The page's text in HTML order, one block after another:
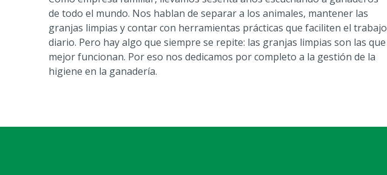
de todo el mundo. Nos hablan de separar a los animales, mantener las
granjas limpias y contar con herramientas prácticas que faciliten el trabajo
diario. Pero hay algo que siempre se repite: las granjas limpias son las que
mejor funcionan. Por eso nos dedicamos por completo a la gestión de la
higiene en la ganadería.